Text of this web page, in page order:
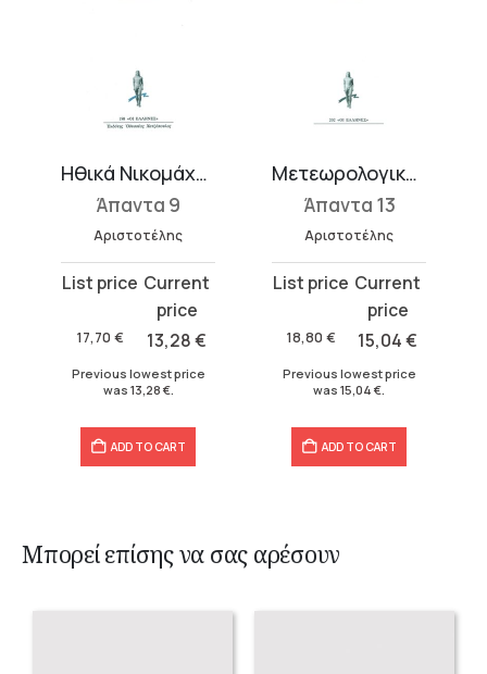
Ηθικά Νικομάχεια 3 (Θ-Κ)
Άπαντα 9
Αριστοτέλης
17,70 €
Original
was:
13,28€
Current
is:
Previous lowest price
was 13,28 €.
ADD TO CART
Μετεωρολογικά 1 (Α΄, Β΄)
Άπαντα 13
Αριστοτέλης
18,80 €
Original
was:
15,04€
Current
is:
Previous lowest price
was 15,04 €
ADD TO CART
Μπορεί επίσης να σας αρέσουν